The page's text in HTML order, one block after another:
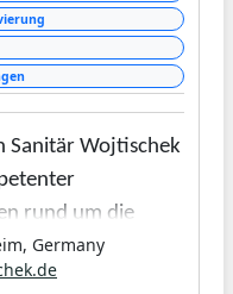
Sanitär Wojtischek
rund um die
zur Seite. Durch
wir uns als
Germany